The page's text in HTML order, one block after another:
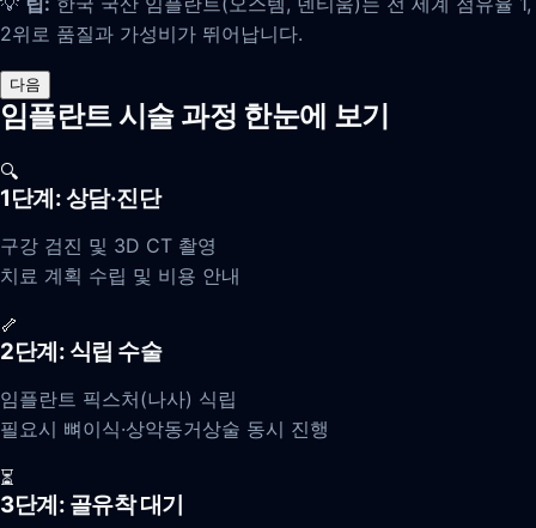
2위로 품질과 가성비가 뛰어납니다.
다음
임플란트 시술 과정 한눈에 보기
🔍
1단계: 상담·진단
구강 검진 및 3D CT 촬영
치료 계획 수립 및 비용 안내
🦴
2단계: 식립 수술
임플란트 픽스처(나사) 식립
필요시 뼈이식·상악동거상술 동시 진행
⏳
3단계: 골유착 대기